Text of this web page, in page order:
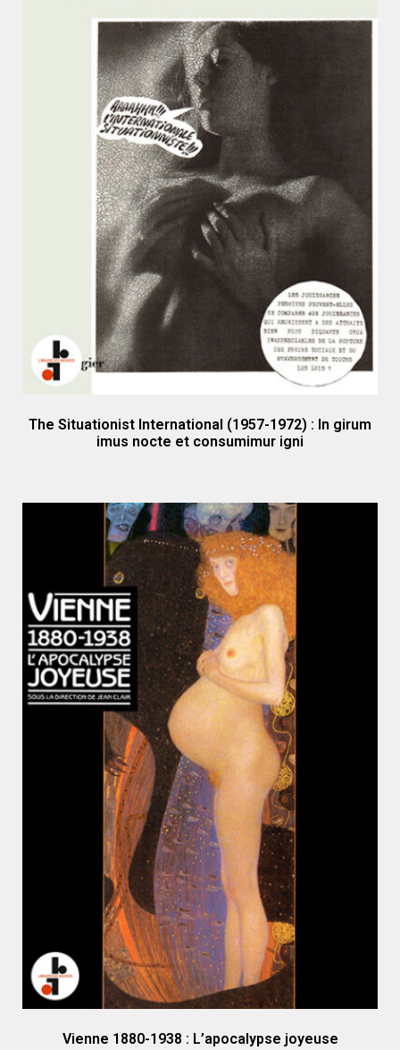
The Situationist International (1957-1972) : In girum
imus nocte et consumimur igni
Vienne 1880-1938 : L’apocalypse joyeuse